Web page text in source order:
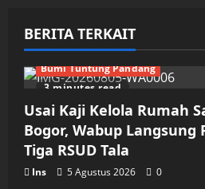
BERITA TERKAIT
3 minutes read
Bumi Tuntung Pandang
Usai Kaji Kelola Rumah
Bogor, Wabup Langsung
Tiga RSUD Tala
Ins 5 Agustus 2026 0